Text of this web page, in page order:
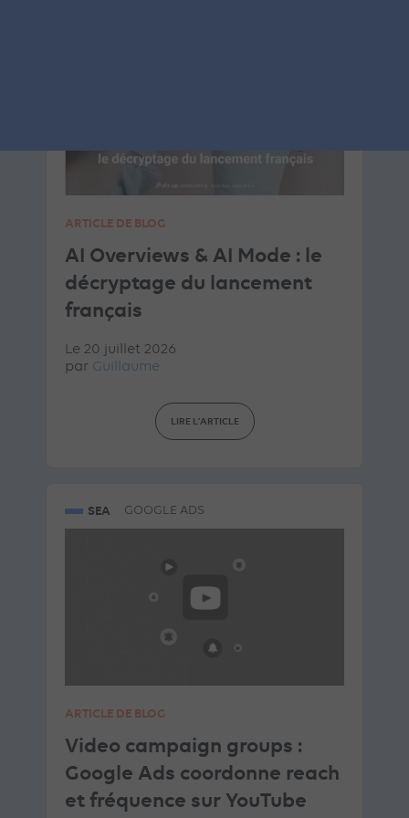
ARTICLE DE BLOG
AI Overviews & AI Mode : le
décryptage du lancement
français
Le 20 juillet 2026
par Guillaume
LIRE L'ARTICLE
SEA GOOGLE ADS
ARTICLE DE BLOG
Video campaign groups :
Google Ads coordonne reach
et fréquence sur YouTube